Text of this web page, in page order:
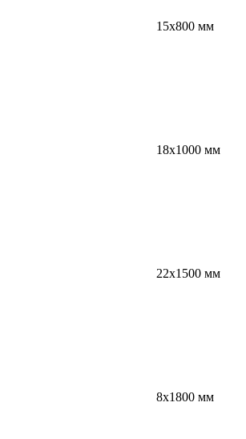
15х800 мм
18x1000 мм
22x1500 мм
8х1800 мм